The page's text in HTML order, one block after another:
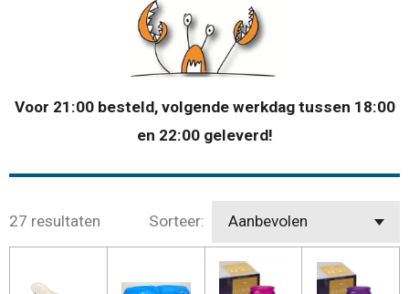
Voor 21:00 besteld, volgende werkdag tussen 18:00
en 22:00 geleverd!
27 resultaten Sorteer: